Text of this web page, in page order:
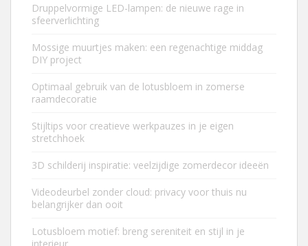
Druppelvormige LED-lampen: de nieuwe rage in
sfeerverlichting
Mossige muurtjes maken: een regenachtige middag
DIY project
Optimaal gebruik van de lotusbloem in zomerse
raamdecoratie
Stijltips voor creatieve werkpauzes in je eigen
stretchhoek
3D schilderij inspiratie: veelzijdige zomerdecor ideeën
Videodeurbel zonder cloud: privacy voor thuis nu
belangrijker dan ooit
Lotusbloem motief: breng sereniteit en stijl in je
interieur